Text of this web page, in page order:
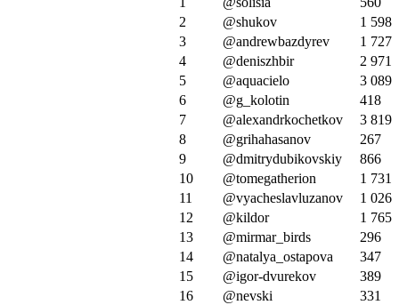
2
@shukov
1 598
3
@andrewbazdyrev
1 727
4
@deniszhbir
2 971
5
@aquacielo
3 089
6
@g_kolotin
418
7
@alexandrkochetkov
3 819
8
@grihahasanov
267
9
@dmitrydubikovskiy
866
10
@tomegatherion
1 731
11
@vyacheslavluzanov
1 026
12
@kildor
1 765
13
@mirmar_birds
296
14
@natalya_ostapova
347
15
@igor-dvurekov
389
16
@nevski
331